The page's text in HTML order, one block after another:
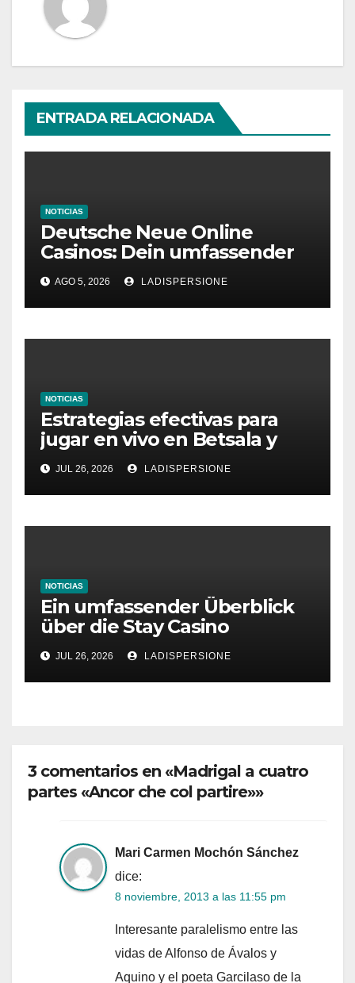
ENTRADA RELACIONADA
NOTICIAS
Deutsche Neue Online
Casinos: Dein umfassender
Ratgeber für moderne
Glücksspielplattformen
AGO 5, 2026 LADISPERSIONE
NOTICIAS
Estrategias efectivas para
jugar en vivo en Betsala y
aumentar tus ganancias
JUL 26, 2026 LADISPERSIONE
NOTICIAS
Ein umfassender Überblick
über die Stay Casino
Bonusbedingungen
JUL 26, 2026 LADISPERSIONE
3 comentarios en «Madrigal a cuatro
partes «Ancor che col partire»»
Mari Carmen Mochón Sánchez
dice:
8 noviembre, 2013 a las 11:55 pm
Interesante paralelismo entre las
vidas de Alfonso de Ávalos y
Aquino y el poeta Garcilaso de la